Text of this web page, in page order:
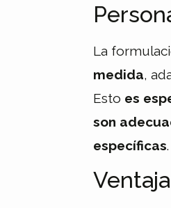
La
medida,
Esto es
son
específicas.